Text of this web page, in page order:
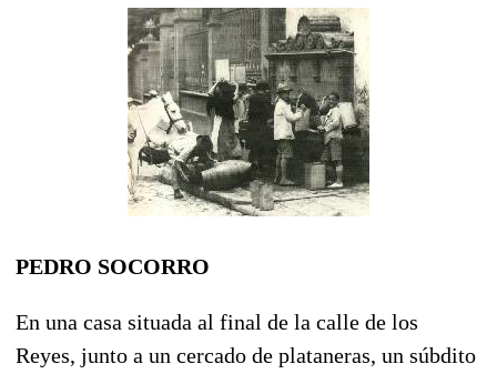
PEDRO SOCORRO
En una casa situada al final de la calle de los
Reyes, junto a un cercado de plataneras, un súbdito